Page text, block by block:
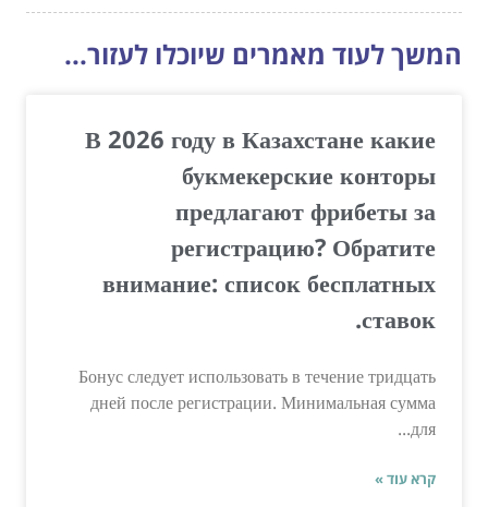
המשך לעוד מאמרים שיוכלו לעזור...
В 2026 году в Казахстане какие
букмекерские конторы
предлагают фрибеты за
регистрацию? Обратите
внимание: список бесплатных
ставок.
Бонус следует использовать в течение тридцать
дней после регистрации. Минимальная сумма
для...
קרא עוד »